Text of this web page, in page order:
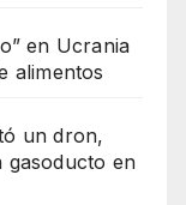
en Ucrania
alimentos
un dron,
gasoducto en